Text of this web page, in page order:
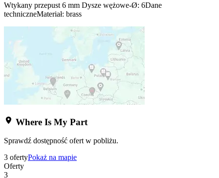
Wtykany przepust 6 mm Dysze wężowe-Ø: 6Dane
techniczneMateriał: brass
Where Is My Part
Sprawdź dostępność ofert w pobliżu.
3 ofertyPokaż na mapie
Oferty
3